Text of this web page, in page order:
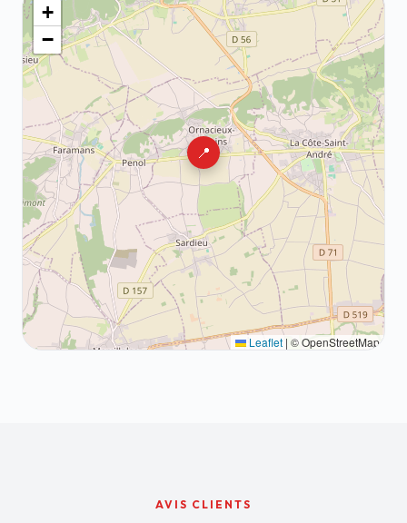
📍
+
−
Leaflet | © OpenStreetMap
AVIS CLIENTS